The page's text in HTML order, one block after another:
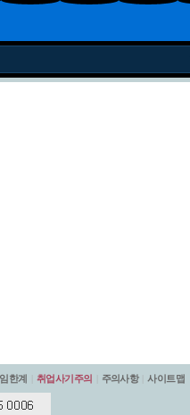
한계 취업사기주의 주의사항 사이트맵